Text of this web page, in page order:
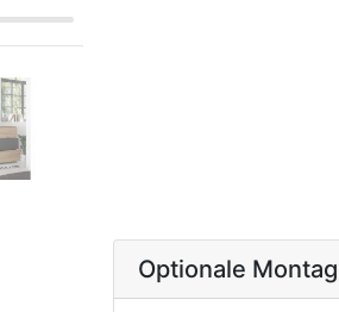
Optionale